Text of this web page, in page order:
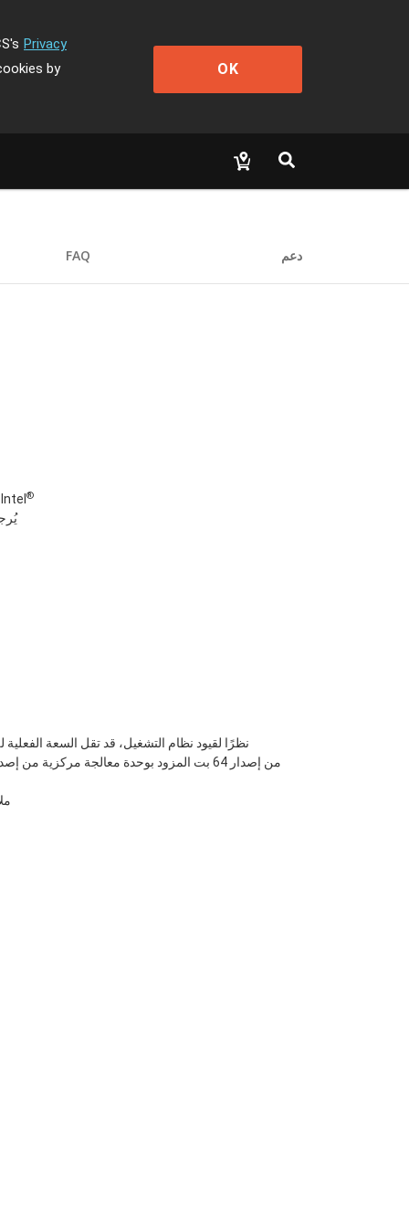
Privacy
by
OK
FAQ دعم
دعم الفئة ‏K من وحدات المعالجة المركزية ذات معامل الضرب المفتوح من Intel ®